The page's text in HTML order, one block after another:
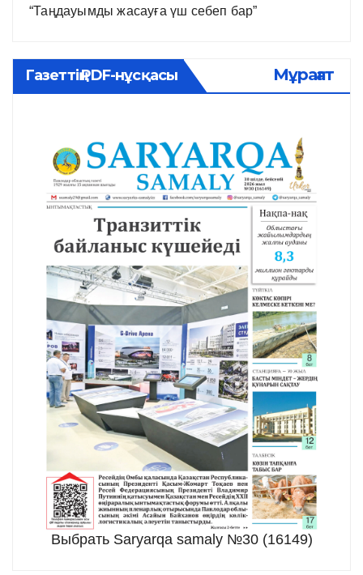
“Таңдауымды жасауға үш себеп бар”
Газеттің PDF-нұсқасы Мұрағат
Выбрать Saryarqa samaly №30 (16149)